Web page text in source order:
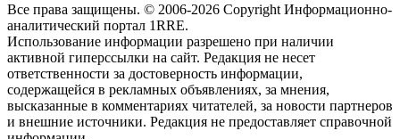
Все права защищены. © 2006-2026 Copyright Информационно-
аналитический портал 1RRE.
Использование информации разрешено при наличии
активной гиперссылки на сайт. Редакция не несет
ответственности за достоверность информации,
содержащейся в рекламных объявлениях, за мнения,
высказанные в комментариях читателей, за новости партнеров
и внешние источники. Редакция не предоставляет справочной